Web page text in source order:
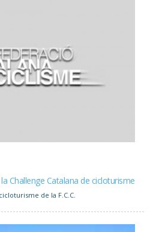
Challenge Catalana de cicloturisme
de la F.C.C.